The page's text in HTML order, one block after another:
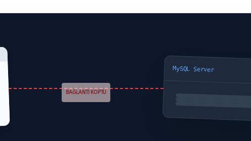
BAĞLANTI KOPTU
MySQL Server